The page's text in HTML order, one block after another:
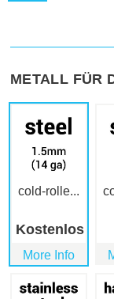
METALL FÜR
cold-rolle...
Kostenlos
More Info